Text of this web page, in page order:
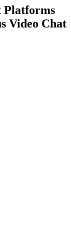
Platforms
Video Chat